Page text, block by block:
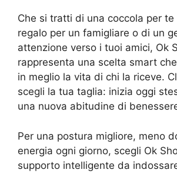
Che si tratti di una coccola per
regalo per un famigliare o di un
attenzione verso i tuoi amici, Ok
rappresenta una scelta smart
in meglio la vita di chi la riceve.
scegli la tua taglia: inizia oggi
una nuova abitudine di
Per una postura migliore, meno
energia ogni giorno, scegli Ok
supporto intelligente da